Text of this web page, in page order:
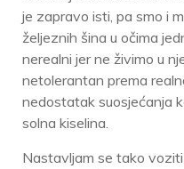
je zapravo isti, pa smo i
željeznih šina u očima
nerealni jer ne živimo u
netolerantan prema
nedostatak suosjećanja
solna kiselina.
Nastavljam se tako